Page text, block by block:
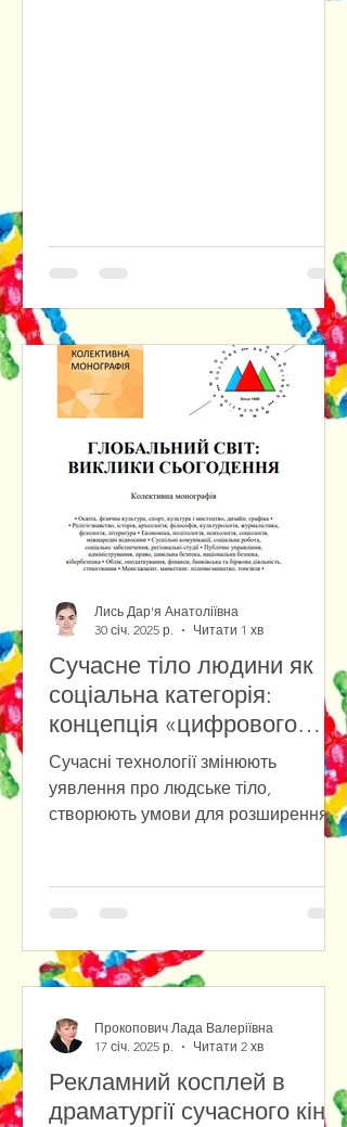
Сучасне тіло людини як
соціальна категорія:
концепція «цифрового
тіла» у віртуальній
реальності
Сучасні технології змінюють
уявлення про людське тіло,
створюють умови для розширення
Лись Дар'я Анатоліївна
30 січ. 2025 р.
Читати 1 хв
Рекламний косплей в
драматургії сучасного кіно
Прокопович Лада Валеріївна
17 січ. 2025 р.
Читати 2 хв